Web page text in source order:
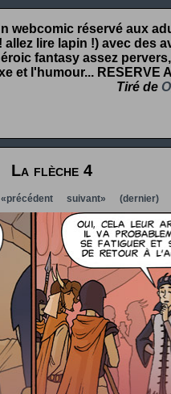
webcomic réservé aux
allez lire lapin !) avec des
fantasy assez
et l'humour... RESERVE
Tiré de
La flèche 4
«précédent suivant» (dernier)